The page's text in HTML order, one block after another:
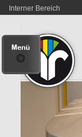
Interner Bereich